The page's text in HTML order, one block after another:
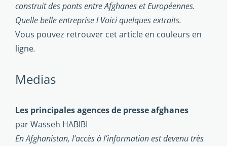
construit des ponts entre Afghanes et Européennes.
Quelle belle entreprise ! Voici quelques extraits.
Vous pouvez retrouver cet article en couleurs en
ligne.
Medias
Les principales agences de presse afghanes
par Wasseh HABIBI
En Afghanistan, l’accès à l’information est devenu très